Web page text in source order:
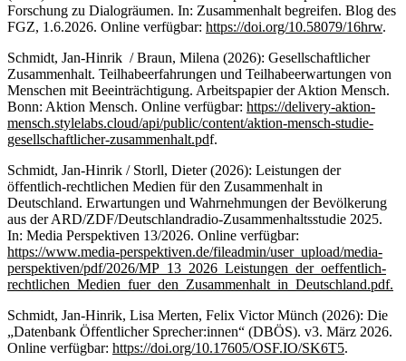
Forschung zu Dialogräumen. In: Zusammenhalt begreifen. Blog des
FGZ, 1.6.2026. Online verfügbar: https://doi.org/10.58079/16hrw.
Schmidt, Jan-Hinrik / Braun, Milena (2026): Gesellschaftlicher
Zusammenhalt. Teilhabeerfahrungen und Teilhabeerwartungen von
Menschen mit Beeinträchtigung. Arbeitspapier der Aktion Mensch.
Bonn: Aktion Mensch. Online verfügbar: https://delivery-aktion-
mensch.stylelabs.cloud/api/public/content/aktion-mensch-studie-
gesellschaftlicher-zusammenhalt.pdf.
Schmidt, Jan-Hinrik / Storll, Dieter (2026): Leistungen der
öffentlich-rechtlichen Medien für den Zusammenhalt in
Deutschland. Erwartungen und Wahrnehmungen der Bevölkerung
aus der ARD/ZDF/Deutschlandradio-Zusammenhaltsstudie 2025.
In: Media Perspektiven 13/2026. Online verfügbar:
https://www.media-perspektiven.de/fileadmin/user_upload/media-
perspektiven/pdf/2026/MP_13_2026_Leistungen_der_oeffentlich-
rechtlichen_Medien_fuer_den_Zusammenhalt_in_Deutschland.pdf.
Schmidt, Jan-Hinrik, Lisa Merten, Felix Victor Münch (2026): Die
„Datenbank Öffentlicher Sprecher:innen“ (DBÖS). v3. März 2026.
Online verfügbar: https://doi.org/10.17605/OSF.IO/SK6T5.